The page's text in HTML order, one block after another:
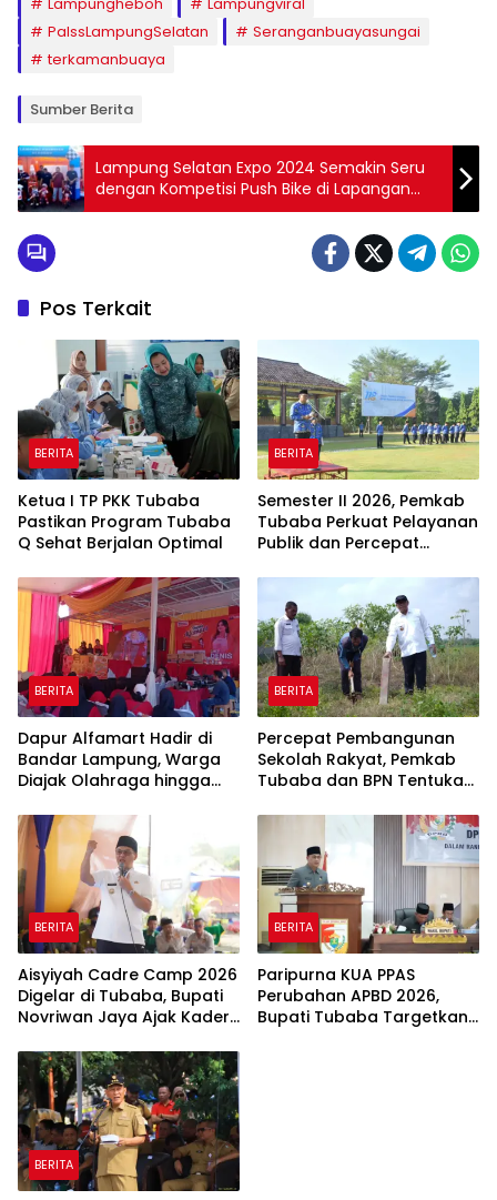
PalssLampungSelatan
Seranganbuayasungai
terkamanbuaya
Sumber Berita
Lampung Selatan Expo 2024 Semakin Seru
dengan Kompetisi Push Bike di Lapangan
Way Hadak Kalianda
Pos Terkait
BERITA
Ketua I TP PKK Tubaba
Pastikan Program Tubaba
Q Sehat Berjalan Optimal
BERITA
Semester II 2026, Pemkab
Tubaba Perkuat Pelayanan
Publik dan Percepat
BERITA
Dapur Alfamart Hadir di
Bandar Lampung, Warga
Diajak Olahraga hingga
BERITA
Percepat Pembangunan
Sekolah Rakyat, Pemkab
Tubaba dan BPN Tentukan
BERITA
Aisyiyah Cadre Camp 2026
Digelar di Tubaba, Bupati
Novriwan Jaya Ajak Kader
Pembangunan
BERITA
Paripurna KUA PPAS
Perubahan APBD 2026,
Bupati Tubaba Targetkan
BERITA